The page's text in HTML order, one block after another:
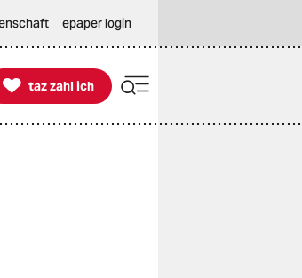
epaper login

taz zahl ich
taz zahl ich